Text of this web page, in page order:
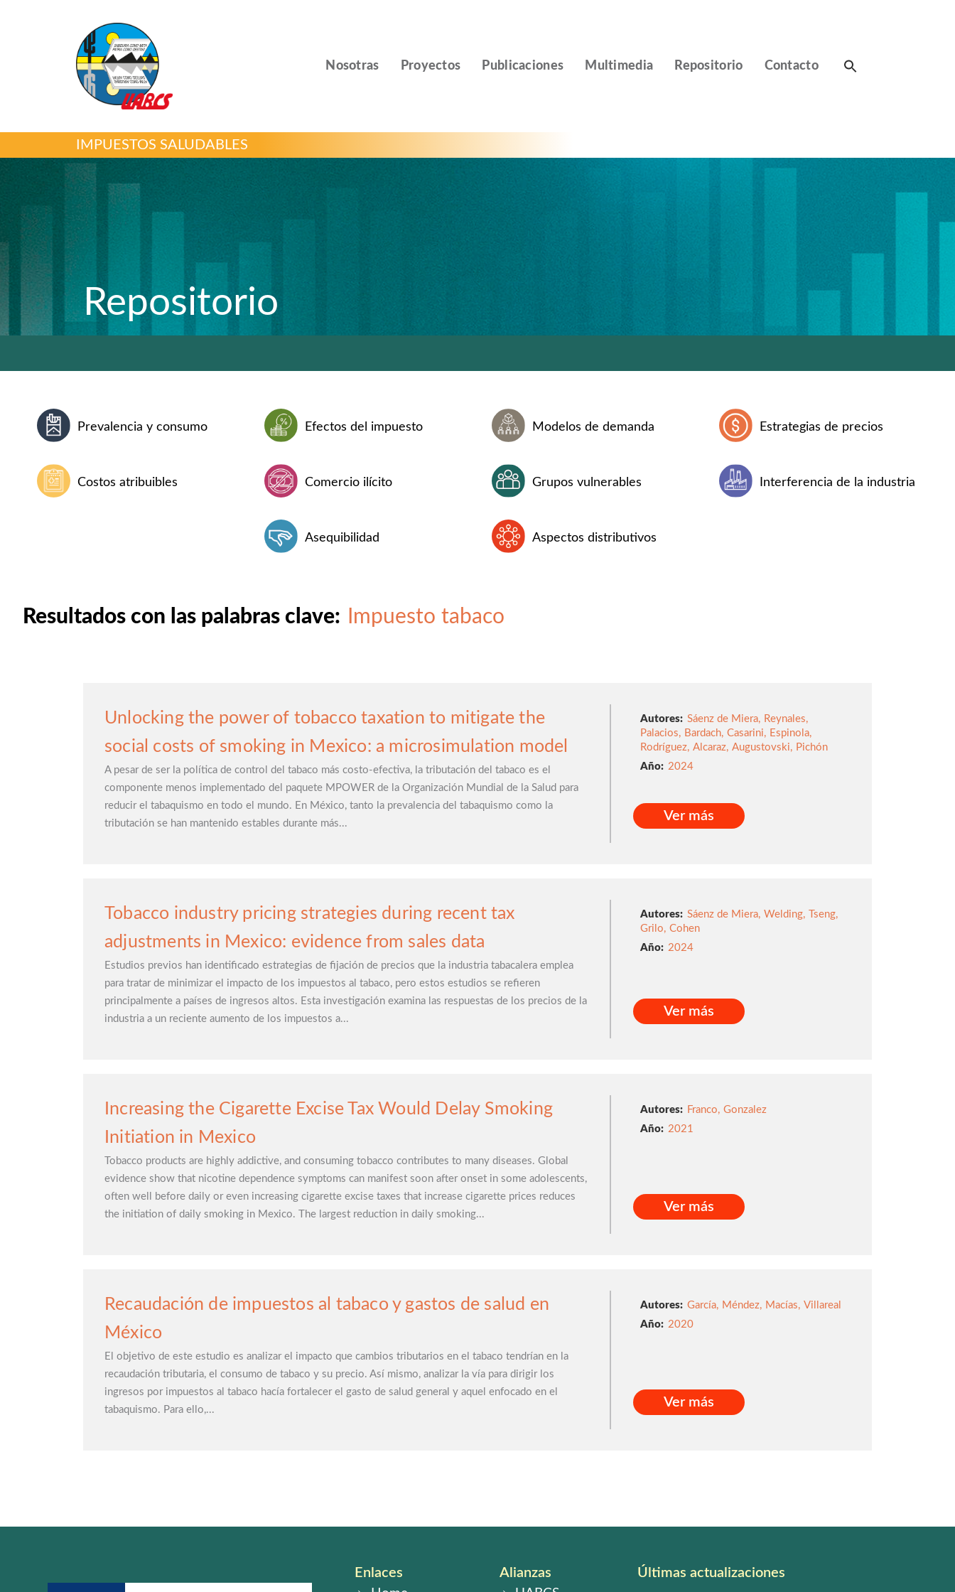
Nosotras Proyectos Publicaciones Multimedia Repositorio Contacto
IMPUESTOS SALUDABLES
Repositorio
Prevalencia y consumo Efectos del impuesto Modelos de demanda Estrategias de precios
Costos atribuibles Comercio ilícito Grupos vulnerables Interferencia de la industria
Asequibilidad Aspectos distributivos
Resultados con las palabras clave: Impuesto tabaco
Unlocking the power of tobacco taxation to mitigate the
social costs of smoking in Mexico: a microsimulation model
A pesar de ser la política de control del tabaco más costo-efectiva, la tributación del tabaco es el
componente menos implementado del paquete MPOWER de la Organización Mundial de la Salud para
reducir el tabaquismo en todo el mundo. En México, tanto la prevalencia del tabaquismo como la
tributación se han mantenido estables durante más...
Autores: Sáenz de Miera, Reynales,
Palacios, Bardach, Casarini, Espinola,
Rodríguez, Alcaraz, Augustovski, Pichón
2024
Ver más
Tobacco industry pricing strategies during recent tax
adjustments in Mexico: evidence from sales data
Estudios previos han identificado estrategias de fijación de precios que la industria tabacalera emplea
para tratar de minimizar el impacto de los impuestos al tabaco, pero estos estudios se refieren
principalmente a países de ingresos altos. Esta investigación examina las respuestas de los precios de la
industria a un reciente aumento de los impuestos a...
Autores: Sáenz de Miera, Welding, Tseng,
Grilo, Cohen
2024
Ver más
Increasing the Cigarette Excise Tax Would Delay Smoking
Initiation in Mexico
Tobacco products are highly addictive, and consuming tobacco contributes to many diseases. Global
evidence show that nicotine dependence symptoms can manifest soon after onset in some adolescents,
often well before daily or even increasing cigarette excise taxes that increase cigarette prices reduces
the initiation of daily smoking in Mexico. The largest reduction in daily smoking...
Autores: Franco, Gonzalez
2021
Ver más
Recaudación de impuestos al tabaco y gastos de salud en
México
El objetivo de este estudio es analizar el impacto que cambios tributarios en el tabaco tendrían en la
recaudación tributaria, el consumo de tabaco y su precio. Así mismo, analizar la vía para dirigir los
ingresos por impuestos al tabaco hacía fortalecer el gasto de salud general y aquel enfocado en el
tabaquismo. Para ello,...
Autores: García, Méndez, Macías, Villareal
2020
Ver más
Enlaces Alianzas Últimas actualizaciones